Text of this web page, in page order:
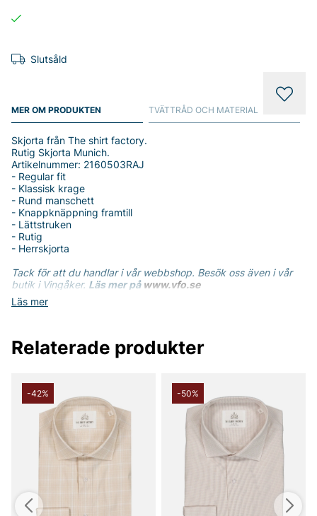
Slutsåld
MER OM PRODUKTEN
Läs mer
Skjorta från The shirt factory.
Rutig Skjorta Munich.
Artikelnummer: 2160503RAJ
- Regular fit
- Klassisk krage
- Rund manschett
- Knappknäppning framtill
- Lättstruken
- Rutig
- Herrskjorta
Tack för att du handlar i vår webbshop. Besök oss även i vår
butik i Vingåker. Läs mer på www.vfo.se
TVÄTTRÅD OCH MATERIAL
Relaterade produkter
-42% -50%